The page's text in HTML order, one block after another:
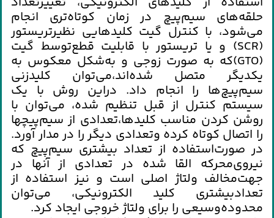
حلقه‌هاي‌ سيم‌پيچ‌ در زمان‌ كوتاه‌تري‌ انجام‌
مي‌شود، با كنترل‌ گيت‌ كليدهايي‌ نظيرتريستور
(SCR) و يا تريستور با قابليت‌ قطع‌توسط گيت‌
(GTO)كه‌ به‌ صورت‌ زوجي‌ و به‌شكل‌ معكوس‌ به‌
يكديگر متصل‌ شده‌اند،مي‌توان‌ كليدزني‌
سيم‌پيچ‌ها را انجام‌ داد. دراين‌ روش‌ با يك‌
سيستم‌ كنترل‌ از قبل‌ تنظيم ‌شده‌، مي‌توان‌ با
روشن‌ كردن‌ مناسب‌ كليدها،تعدادي‌ از سيم‌پيچها
را اتصال‌ كوتاه‌ كرده‌ وتعدادي‌ ديگر را در مدار آورد.
در صورت‌استفاده‌ از تعداد بيشتري‌ سيم‌پيچ‌ كه‌
نيروي‌محركه‌ القا شده‌ در تعدادي‌ از آنها در
جهت‌مخالف‌ ولتاژ اصلي‌ است‌ و نيز استفاده‌ از
تعدادبيشتري‌ كليد الكترونيكي‌، مي‌توان‌
محدوده‌وسيعي‌ را براي‌ ولتاژ خروجي‌ ايجاد كرد.